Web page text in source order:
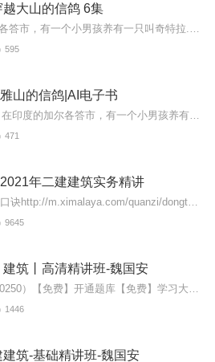
越大山的信鸽 6集
595
山的信鸽|AI电子书
471
2021年二建建筑实务精讲
9645
筑丨高清精讲班-魏国安
1446
筑-基础精讲班-魏国安